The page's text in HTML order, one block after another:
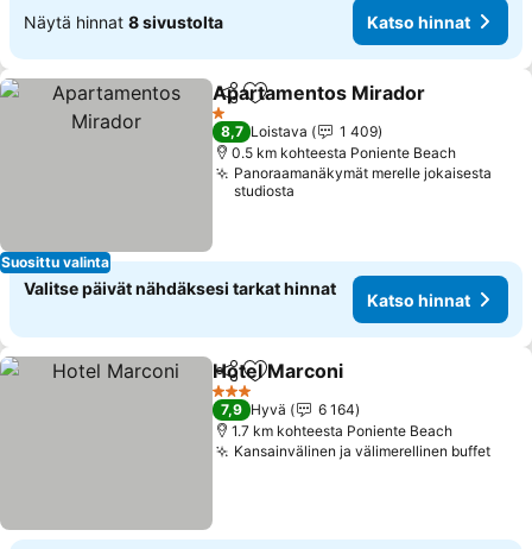
Näytä hinnat 8 sivustolta Katso hinnat
Suosittu valinta
Jaa Lisää suosikkeihin
Apartamentos Mirador
1 Tähtiluokitus
8,7 Loistava
1 409
0.5 km kohteesta Poniente Beach
Panoraamanäkymät merelle jokaisesta
studiosta
Valitse päivät nähdäksesi tarkat hinnat
Katso hinnat
Jaa Lisää suosikkeihin
Hotel Marconi
3 Tähtiluokitus
7,9 Hyvä
6 164
1.7 km kohteesta Poniente Beach
Kansainvälinen ja välimerellinen buffet